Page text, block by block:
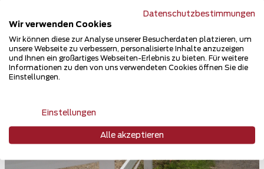
Datenschutzbestimmungen
Wir verwenden Cookies
Wir können diese zur Analyse unserer Besucherdaten platzieren, um
unsere Webseite zu verbessern, personalisierte Inhalte anzuzeigen
und Ihnen ein großartiges Webseiten-Erlebnis zu bieten. Für weitere
Informationen zu den von uns verwendeten Cookies öffnen Sie die
Einstellungen.
Einstellungen
Alle akzeptieren